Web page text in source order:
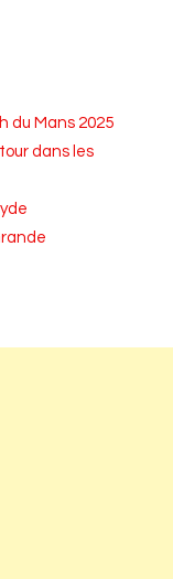
du Mans 2025
dans les